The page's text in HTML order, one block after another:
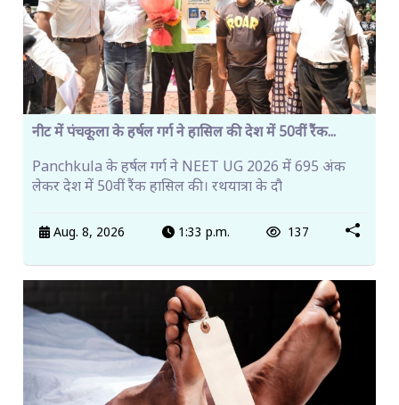
नीट में पंचकूला के हर्षल गर्ग ने हासिल की देश में 50वीं रैंक...
Panchkula के हर्षल गर्ग ने NEET UG 2026 में 695 अंक
लेकर देश में 50वीं रैंक हासिल की। रथयात्रा के दौ
Aug. 8, 2026 1:33 p.m. 137